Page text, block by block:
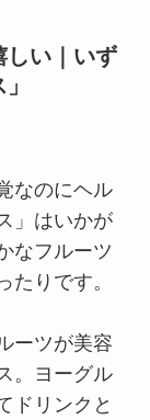
しい｜いず
なのにヘル
」はいかが
なフルーツ
たりです。
ーツが美容
。ヨーグル
ドリンクと